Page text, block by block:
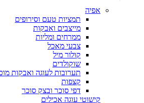
אפיה
תמציות טעם וסירופים
מייצבים ואבקות
ממרחים ומליות
צבעי מאכל
קולור מיל
שוקולדים
תערובות לעוגה ואבקות
קצפות
דפי סוכר ובצק סוכר
קישוטי עוגה אכילים